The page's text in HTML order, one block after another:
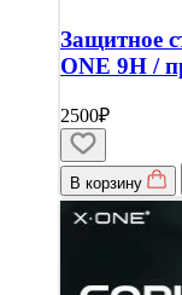
Защитное
ONE 9H /
2500₽
В корзину